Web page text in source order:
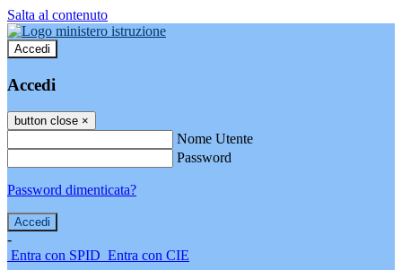
Salta al contenuto
Accedi
Accedi
button close ×
Nome Utente
Password
Password dimenticata?
-
Entra con SPID Entra con CIE